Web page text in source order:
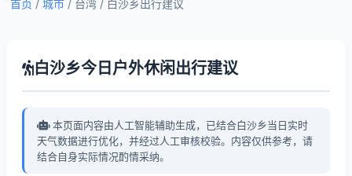
首页 / 城市 / 台湾 / 白沙乡出行建议
白沙乡今日户外休闲出行建议
本页面内容由人工智能辅助生成，已结合白沙乡当日实时
天气数据进行优化，并经过人工审核校验。内容仅供参考，请
结合自身实际情况酌情采纳。